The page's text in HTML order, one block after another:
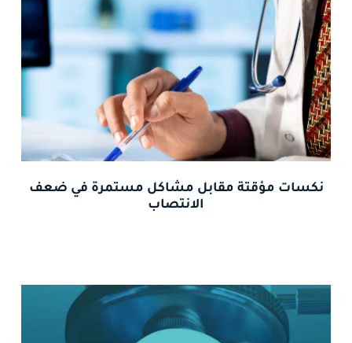
نكسات مؤقتة مقابل مشاكل مستمرة في ضعف
الانتصاب